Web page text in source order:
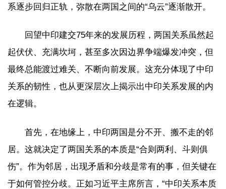
系逐步回归正轨，弥散在两国之间的“乌云”逐渐散开。
回望中印建交75年来的发展历程，两国关系虽然起
起伏伏、充满坎坷，甚至多次因边界争端爆发冲突，但
最终总能渡过难关、不断向前发展。这充分体现了中印
关系的韧性，也从更深层次上揭示出中印关系发展的内
在逻辑。
首先，在地缘上，中印两国是分不开、搬不走的邻
居。这就决定了两国关系的本质是“合则两利、斗则俱
伤”。作为邻居，出现矛盾和分歧是常有的事，但关键在
于如何管控分歧。正如习近平主席所言，“中印关系本质